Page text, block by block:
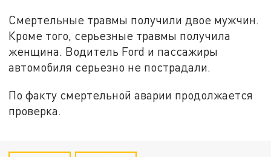
Смертельные травмы получили двое мужчин.
Кроме того, серьезные травмы получила
женщина. Водитель Ford и пассажиры
автомобиля серьезно не пострадали.
По факту смертельной аварии продолжается
проверка.